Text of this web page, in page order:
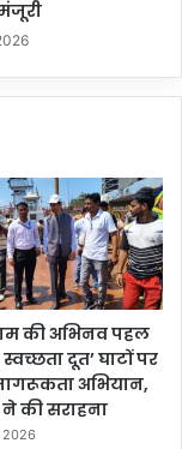
की अभिनव पहल
दूत’ घाटों पर
अभियान,
की सराहना
2026